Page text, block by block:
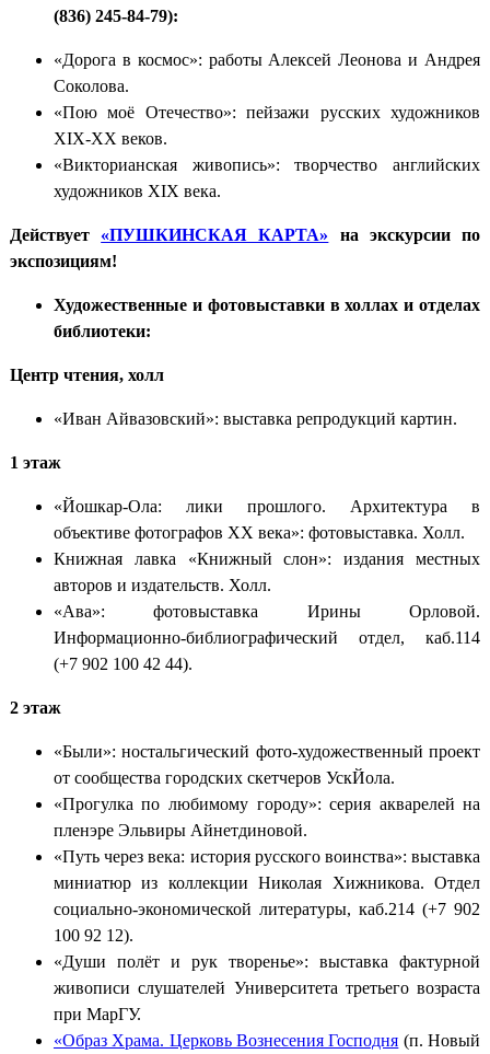
(836) 245-84-79):
«Дорога в космос»: работы Алексей Леонова и Андрея
Соколова.
«Пою моё Отечество»: пейзажи русских художников
XIX-XX веков.
«Викторианская живопись»: творчество английских
художников XIX века.
Действует «ПУШКИНСКАЯ КАРТА» на экскурсии по
экспозициям!
Художественные и фотовыставки в холлах и отделах
библиотеки:
Центр чтения, холл
«Иван Айвазовский»: выставка репродукций картин.
1 этаж
«Йошкар-Ола: лики прошлого. Архитектура в
объективе фотографов XX века»: фотовыставка. Холл.
Книжная лавка «Книжный слон»: издания местных
авторов и издательств. Холл.
«Ава»: фотовыставка Ирины Орловой.
Информационно-библиографический отдел, каб.114
(+7 902 100 42 44).
2 этаж
«Были»: ностальгический фото-художественный проект
от сообщества городских скетчеров УскЙола.
«Прогулка по любимому городу»: серия акварелей на
пленэре Эльвиры Айнетдиновой.
«Путь через века: история русского воинства»: выставка
миниатюр из коллекции Николая Хижникова. Отдел
социально-экономической литературы, каб.214 (+7 902
100 92 12).
«Души полёт и рук творенье»: выставка фактурной
живописи слушателей Университета третьего возраста
при МарГУ.
«Образ Храма. Церковь Вознесения Господня (п. Новый